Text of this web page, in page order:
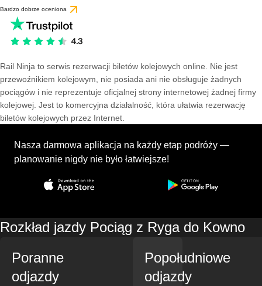
Bardzo dobrze oceniona
Rail Ninja to serwis rezerwacji biletów kolejowych online. Nie jest
przewoźnikiem kolejowym, nie posiada ani nie obsługuje żadnych
pociągów i nie reprezentuje oficjalnej strony internetowej żadnej firmy
kolejowej. Jest to komercyjna działalność, która ułatwia rezerwację
biletów kolejowych przez Internet.
Nasza darmowa aplikacja na każdy etap podróży —
planowanie nigdy nie było łatwiejsze!
Rozkład jazdy Pociąg z Ryga do Kowno
Poranne
odjazdy
Popołudniowe
odjazdy